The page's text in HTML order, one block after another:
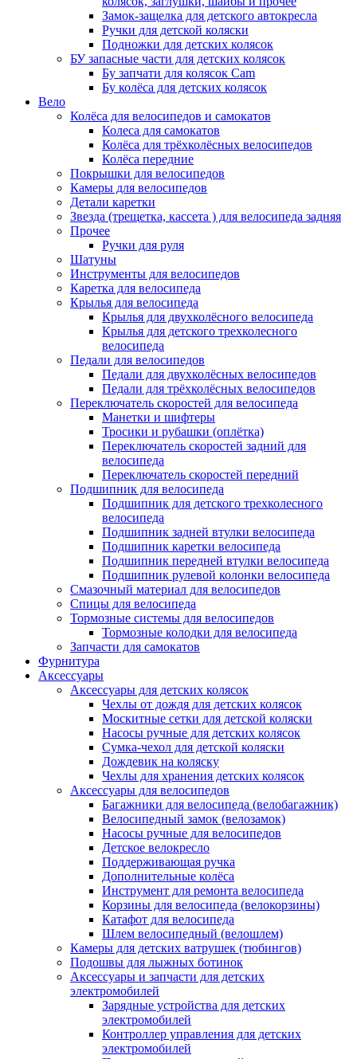
Замок-защелка для детского автокресла
Ручки для детской коляски
Подножки для детских колясок
БУ запасные части для детских колясок
Бу запчати для колясок Cam
Бу колёса для детских колясок
Вело
Колёса для велосипедов и самокатов
Колеса для самокатов
Колёса для трёхколёсных велосипедов
Колёса передние
Покрышки для велосипедов
Камеры для велосипедов
Детали каретки
Звезда (трещетка, кассета ) для велосипеда задняя
Прочее
Ручки для руля
Шатуны
Инструменты для велосипедов
Каретка для велосипеда
Крылья для велосипеда
Крылья для двухколёсного велосипеда
Крылья для детского трехколесного
велосипеда
Педали для велосипедов
Педали для двухколёсных велосипедов
Педали для трёхколёсных велосипедов
Переключатель скоростей для велосипеда
Манетки и шифтеры
Тросики и рубашки (оплётка)
Переключатель скоростей задний для
велосипеда
Переключатель скоростей передний
Подшипник для велосипеда
Подшипник для детского трехколесного
велосипеда
Подшипник задней втулки велосипеда
Подшипник каретки велосипеда
Подшипник передней втулки велосипеда
Подшипник рулевой колонки велосипеда
Смазочный материал для велосипедов
Спицы для велосипеда
Тормозные системы для велосипедов
Тормозные колодки для велосипеда
Запчасти для самокатов
Фурнитура
Аксессуары
Аксессуары для детских колясок
Чехлы от дождя для детских колясок
Москитные сетки для детской коляски
Насосы ручные для детских колясок
Сумка-чехол для детской коляски
Дождевик на коляску
Чехлы для хранения детских колясок
Аксессуары для велосипедов
Багажники для велосипеда (велобагажник)
Велосипедный замок (велозамок)
Насосы ручные для велосипедов
Детское велокресло
Поддерживающая ручка
Дополнительные колёса
Инструмент для ремонта велосипеда
Корзины для велосипеда (велокорзины)
Катафот для велосипеда
Шлем велосипедный (велошлем)
Камеры для детских ватрушек (тюбингов)
Подошвы для лыжных ботинок
Аксессуары и запчасти для детских
электромобилей
Зарядные устройства для детских
электромобилей
Контроллер управления для детских
электромобилей